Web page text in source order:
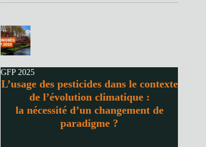
GFP 2025
L’usage des pesticides dans le contexte
de l’évolution climatique :
la nécessité d’un changement de
paradigme ?